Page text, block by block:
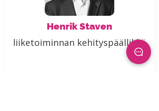
Henrik Staven
liiketoiminnan kehityspäällikkö